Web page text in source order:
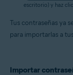
escritorio) y haz
Tus contraseñas ya
para importarlas a
Importar